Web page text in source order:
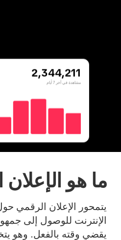
2,344,211
مشاهدة في آخر 7 أيام
ما هو
يتمحور الإعلان الرقمي
الإنترنت للوصول إلى
يقضي وقته بالفعل. وهو